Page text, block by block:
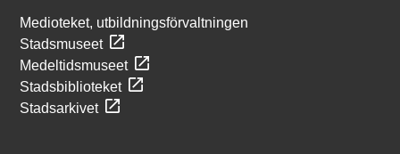
Medioteket, utbildningsförvaltningen
Stadsmuseet
Medeltidsmuseet
Stadsbiblioteket
Stadsarkivet